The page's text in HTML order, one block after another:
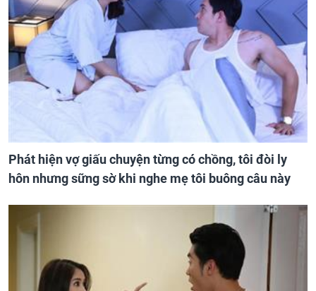
Phát hiện vợ giấu chuyện từng có chồng, tôi đòi ly
hôn nhưng sững sờ khi nghe mẹ tôi buông câu này